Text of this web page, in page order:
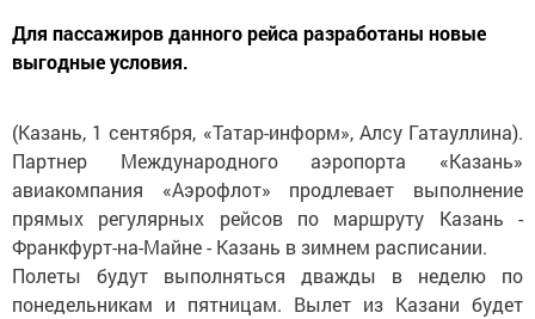
Для пассажиров данного рейса разработаны новые
выгодные условия.
(Казань, 1 сентября, «Татар-информ», Алсу Гатауллина).
Партнер Международного аэропорта «Казань»
авиакомпания «Аэрофлот» продлевает выполнение
прямых регулярных рейсов по маршруту Казань -
Франкфурт-на-Майне - Казань в зимнем расписании.
Полеты будут выполняться дважды в неделю по
понедельникам и пятницам. Вылет из Казани будет